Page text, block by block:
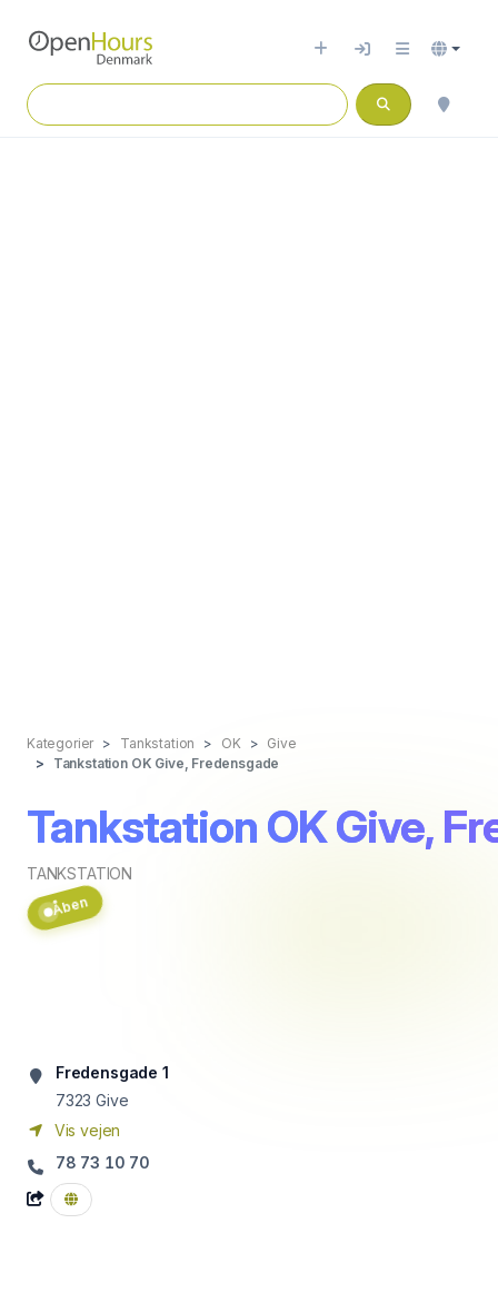
Kategorier Tankstation OK
Give
Tankstation OK Give, Fredensgade
Tankstation OK Give,
TANKSTATION
Åben
Fredensgade 1
7323 Give
Vis vejen
78 73 10 70